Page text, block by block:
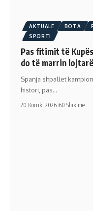
AKTUALE BOTA
SPORTI
Pas fitimit të
do të marrin
Spanja shpallet
histori, pas…
20 Korrik, 2026 60 Shikime